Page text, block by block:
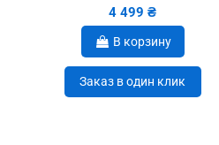
4 499 ₴
В корзину
Заказ в один клик